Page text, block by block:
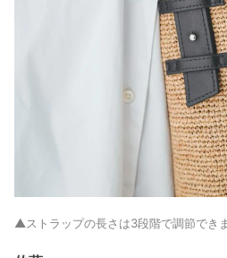
▲ストラップの長さは3段階で調節でき